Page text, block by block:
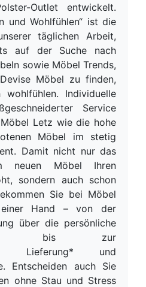
Outlet entwickelt.
und Wohlfühlen“ ist die
täglichen Arbeit,
auf der Suche nach
sowie Möbel Trends,
Möbel zu finden,
Individuelle
Service
Letz wie die hohe
Möbel im stetig
Damit nicht nur das
neuen Möbel Ihren
sondern auch schon
Sie bei Möbel
Hand – von der
über die persönliche
bis zur
Lieferung* und
Entscheiden auch Sie
ohne Stau und Stress